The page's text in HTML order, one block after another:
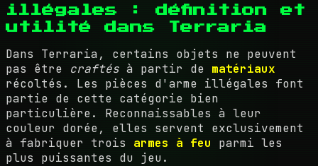
illégales : définition et
utilité dans Terraria
Dans Terraria, certains objets ne peuvent
pas être craftés à partir de matériaux
récoltés. Les pièces d'arme illégales font
partie de cette catégorie bien
particulière. Reconnaissables à leur
couleur dorée, elles servent exclusivement
à fabriquer trois armes à feu parmi les
plus puissantes du jeu.